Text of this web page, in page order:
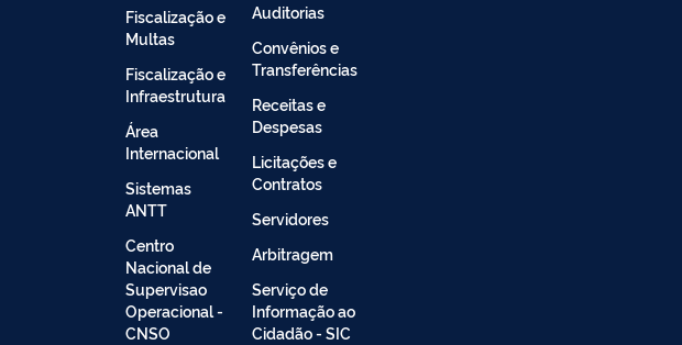
Fiscalização e
Multas
Fiscalização e
Infraestrutura
Área
Internacional
Sistemas
ANTT
Centro
Nacional de
Supervisao
Operacional -
CNSO
Auditorias
Convênios e
Transferências
Receitas e
Despesas
Licitações e
Contratos
Servidores
Arbitragem
Serviço de
Informação ao
Cidadão - SIC